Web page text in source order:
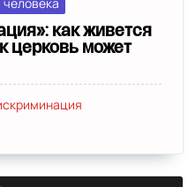
как живется
церковь может